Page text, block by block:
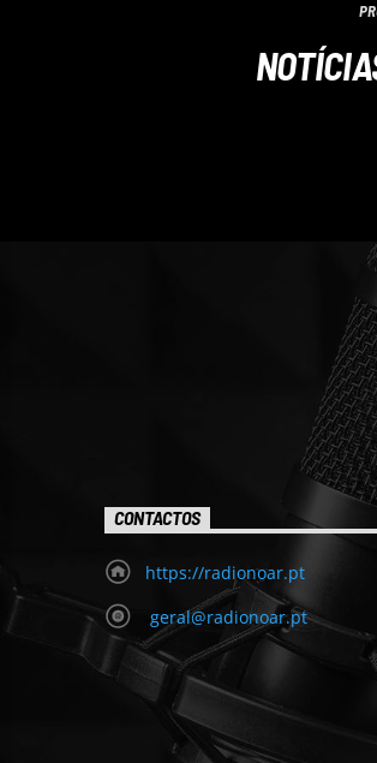
CONTACTOS
https://radionoar.pt
geral@radionoar.pt